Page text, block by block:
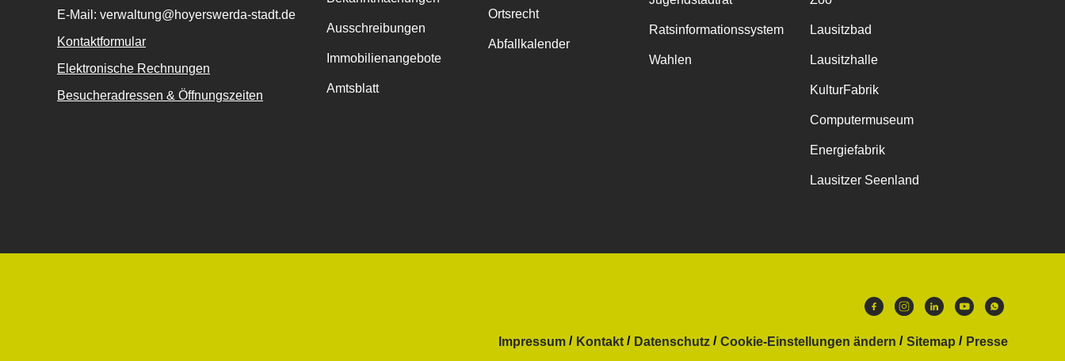
E-Mail: verwaltung@hoyerswerda-stadt.de
Kontaktformular
Elektronische Rechnungen
Besucheradressen & Öffnungszeiten
Ausschreibungen
Immobilienangebote
Amtsblatt
Ortsrecht
Abfallkalender
Ratsinformationssystem
Wahlen
Lausitzbad
Lausitzhalle
KulturFabrik
Computermuseum
Energiefabrik
Lausitzer Seenland
Impressum Kontakt Datenschutz Cookie-Einstellungen ändern Sitemap
Presse